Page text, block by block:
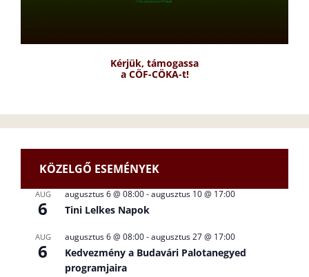
Kérjük, támogassa
a CÖF-CÖKA-t!
KÖZELGŐ ESEMÉNYEK
AUG
6
augusztus 6 @ 08:00-augusztus 10 @ 17:00
Tini Lelkes Napok
AUG
6
augusztus 6 @ 08:00-augusztus 27 @ 17:00
Kedvezmény a Budavári Palotanegyed
programjaira